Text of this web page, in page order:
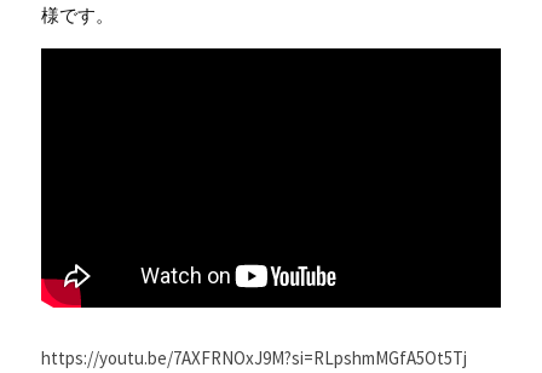
様です。
https://youtu.be/7AXFRNOxJ9M?si=RLpshmMGfA5Ot5Tj